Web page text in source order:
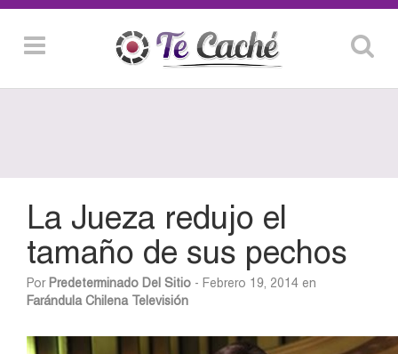
La Jueza redujo el
tamaño de sus pechos
Por Predeterminado Del Sitio - Febrero 19, 2014 en
Farándula Chilena Televisión